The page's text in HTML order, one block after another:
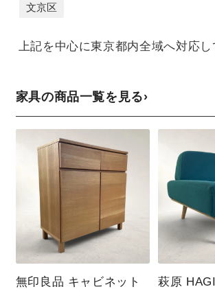
文京区
上記を中心に東京都内全域へ対応し
家具の商品一覧を見る›
無印良品 キャビネット
萩原